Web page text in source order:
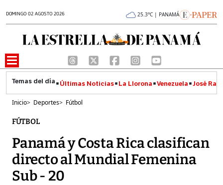
DOMINGO 02 AGOSTO 2026 25.3°C | PANAMÁ
Últimas Noticias La Llorona Venezuela José
Inicio> Deportes> Fútbol
FÚTBOL
Panamá y Costa Rica clasifican
directo al Mundial Femenina
Sub - 20